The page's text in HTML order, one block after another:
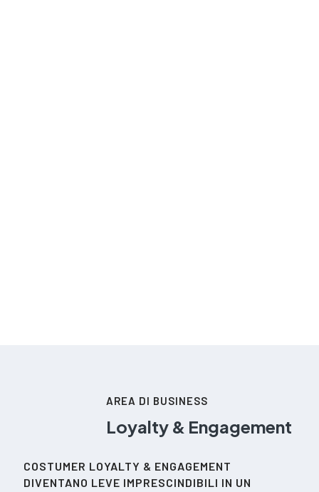
AREA DI BUSINESS
Loyalty & Engagement
COSTUMER LOYALTY & ENGAGEMENT
DIVENTANO LEVE IMPRESCINDIBILI IN UN